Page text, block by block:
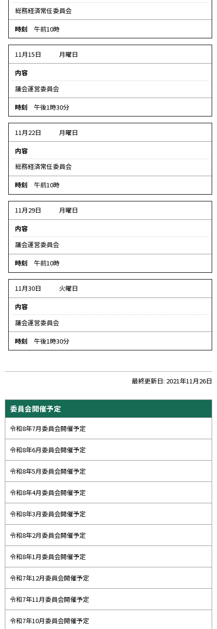
総務経済常任委員会
時刻
午前10時
11月15日
月曜日
内容
議会運営委員会
時刻
午後1時30分
11月22日
月曜日
内容
総務経済常任委員会
時刻
午前10時
11月29日
月曜日
内容
議会運営委員会
時刻
午前10時
11月30日
火曜日
内容
議会運営委員会
時刻
午後1時30分
プ
に
戻
最終更新日: 2021年11月26日
サ
イ
ド
メ
ニ
ュ
ー
委員会開催予定
令和8年7月委員会開催予定
令和8年6月委員会開催予定
令和8年5月委員会開催予定
令和8年4月委員会開催予定
令和8年3月委員会開催予定
令和8年2月委員会開催予定
令和8年1月委員会開催予定
令和7年12月委員会開催予定
令和7年11月委員会開催予定
令和7年10月委員会開催予定